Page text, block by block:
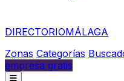
DIRECTORIOMÁLAGA
Zonas Categorías
empresa gratis